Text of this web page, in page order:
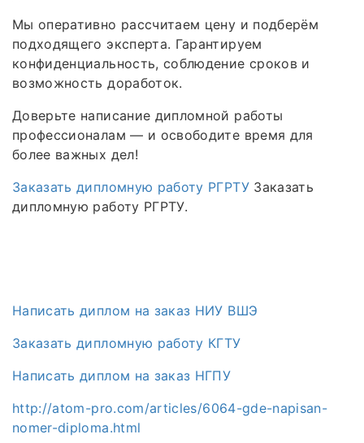
Мы оперативно рассчитаем цену и подберём
подходящего эксперта. Гарантируем
конфиденциальность, соблюдение сроков и
возможность доработок.
Доверьте написание дипломной работы
профессионалам — и освободите время для
более важных дел!
Заказать дипломную работу РГРТУЗаказать
дипломную работу РГРТУ.
Написать диплом на заказ НИУ ВШЭ
Заказать дипломную работу КГТУ
Написать диплом на заказ НГПУ
http://atom-pro.com/articles/6064-gde-napisan-
nomer-diploma.html